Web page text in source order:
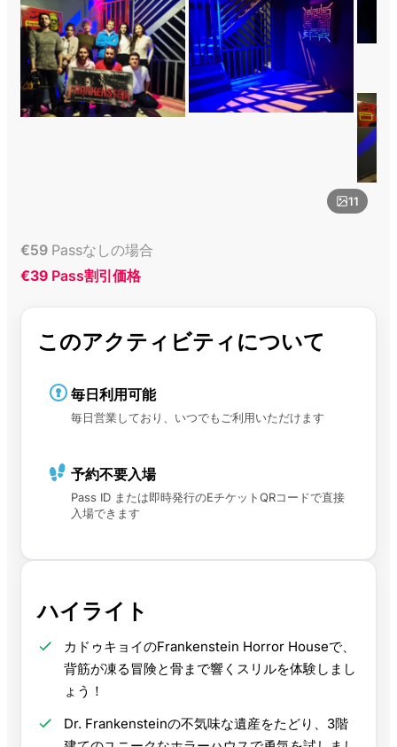
11
€59 Passなしの場合
€39 Pass割引価格
このアクティビティについて
毎日利用可能
毎日営業しており、いつでもご利用いただけます
予約不要入場
Pass ID または即時発行のEチケットQRコードで直接
入場できます
ハイライト
カドゥキョイのFrankenstein Horror Houseで、
背筋が凍る冒険と骨まで響くスリルを体験しまし
ょう！
Dr. Frankensteinの不気味な遺産をたどり、3階